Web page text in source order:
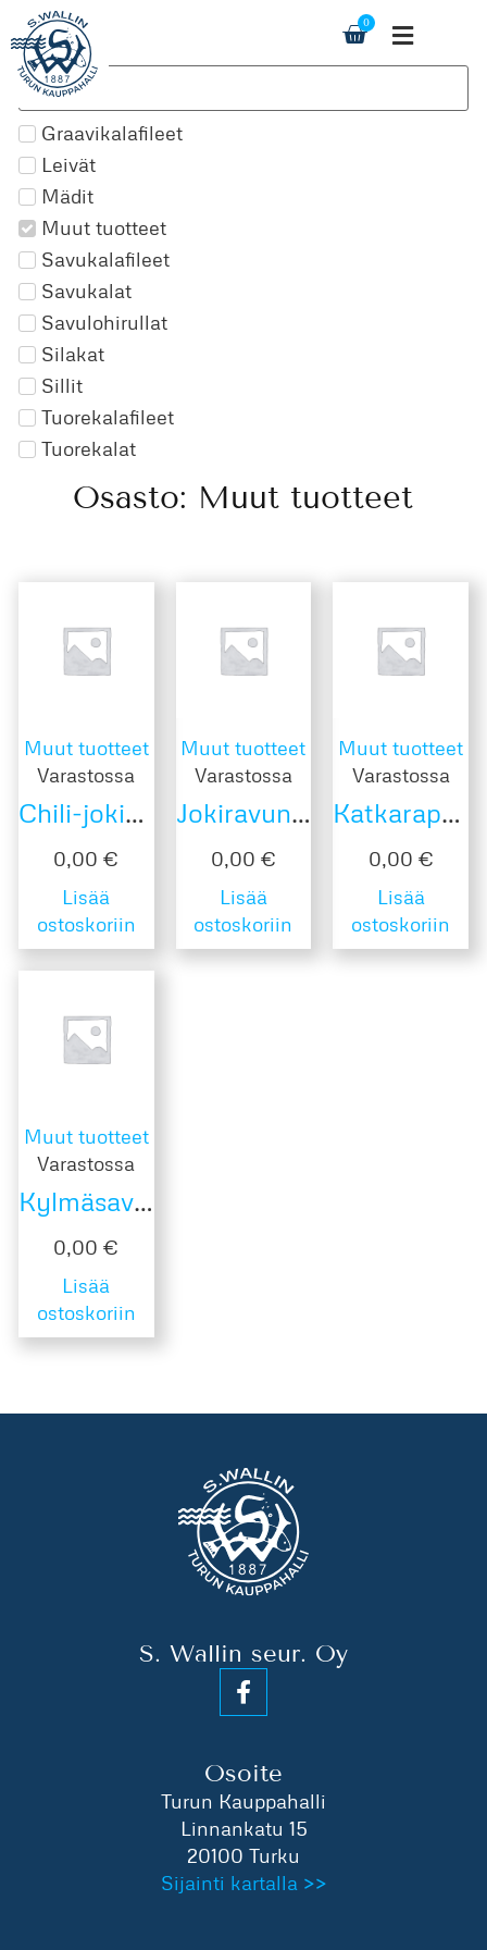
0
Graavikalafileet
Leivät
Mädit
Muut tuotteet
Savukalafileet
Savukalat
Savulohirullat
Silakat
Sillit
Tuorekalafileet
Tuorekalat
Osasto: Muut tuotteet
Muut tuotteet
Varastossa
Chili-jokirapuskagen
0,00€
Lisää
ostoskoriin
Muut tuotteet
Varastossa
Jokiravunpyrstöt
0,00 €
Lisää
ostoskoriin
Muut tuotteet
Varastossa
Katkarapukimara
0,00 €
Lisää
ostoskoriin
Muut tuotteet
Varastossa
Kylmäsavulohitartar
0,00€
Lisää
ostoskoriin
S. Wallin seur. Oy
Osoite
Turun Kauppahalli
Linnankatu 15
20100 Turku
Sijainti kartalla >>